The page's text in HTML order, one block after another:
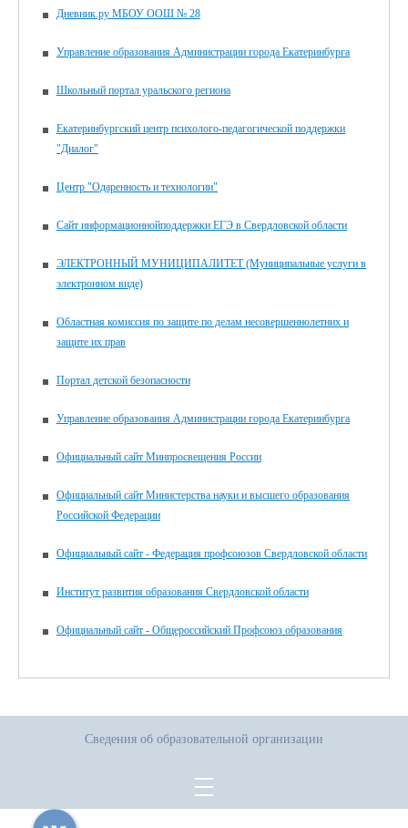
Дневник.ру МБОУ ООШ № 28
Управление образования Администрации города Екатеринбурга
Школьный портал уральского региона
Екатеринбургский центр психолого-педагогической поддержки
"Диалог"
Центр "Одаренность и технологии"
Сайт информационнойподдержки ЕГЭ в Свердловской области
ЭЛЕКТРОННЫЙ МУНИЦИПАЛИТЕТ (Муниципальные услуги в
электронном виде)
Областная комиссия по защите по делам несовершеннолетних и
защите их прав
Портал детской безопасности
Управление образования Администрации города Екатеринбурга
Официальный сайт Минпросвещения России
Официальный сайт Министерства науки и высшего образования
Российской Федерации
Официальный сайт - Федерация профсоюзов Свердловской области
Институт развития образования Свердловской области
Официальный сайт - Общероссийский Профсоюз образования
Сведения об образовательной организации